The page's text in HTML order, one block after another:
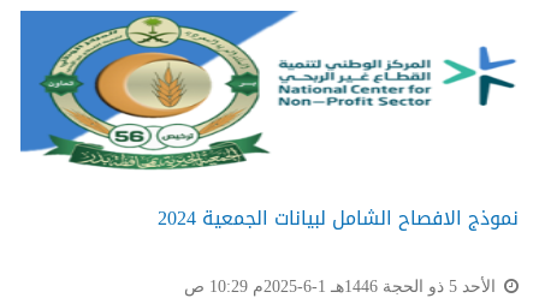
نموذج الافصاح الشامل لبيانات الجمعية 2024
الأحد 5 ذو الحجة 1446هـ 1-6-2025م 10:29 ص